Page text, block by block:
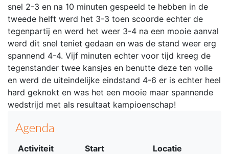
snel 2-3 en na 10 minuten gespeeld te hebben in de
tweede helft werd het 3-3 toen scoorde echter de
tegenpartij en werd het weer 3-4 na een mooie aanval
werd dit snel teniet gedaan en was de stand weer erg
spannend 4-4. Vijf minuten echter voor tijd kreeg de
tegenstander twee kansjes en benutte deze ten volle
en werd de uiteindelijke eindstand 4-6 er is echter heel
hard geknokt en was het een mooie maar spannende
wedstrijd met als resultaat kampioenschap!
Agenda
Activiteit Start
Locatie